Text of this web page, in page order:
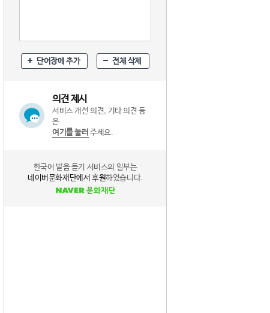
단어장에 추가 전체 삭제
의견 제시
서비스 개선 의견, 기타 의견 등
은
여기를 눌러 주세요.
한국어 발음 듣기 서비스의 일부는
네이버문화재단에서 후원하였습니다.